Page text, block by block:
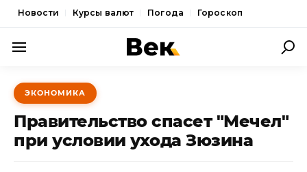
Новости Курсы валют Погода Гороскоп
ПОЛИТИКА
ЭКОНОМИКА
ОБЩЕСТВО
ЭКОНОМИКА
Правительство спасет "Мечел"
при условии ухода Зюзина